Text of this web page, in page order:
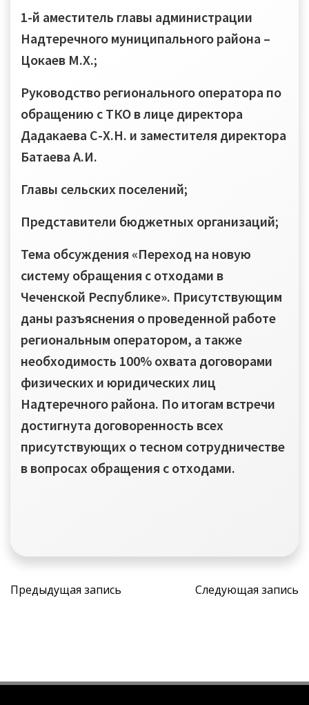
1-й аместитель главы администрации
Надтеречного муниципального района –
Цокаев М.Х.;
Руководство регионального оператора по
обращению с ТКО в лице директора
Дадакаева С-Х.Н. и заместителя директора
Батаева А.И.
Главы сельских поселений;
Представители бюджетных организаций;
Тема обсуждения «Переход на новую
систему обращения с отходами в
Чеченской Республике». Присутствующим
даны разъяснения о проведенной работе
региональным оператором, а также
необходимость 100% охвата договорами
физических и юридических лиц
Надтеречного района. По итогам встречи
достигнута договоренность всех
присутствующих о тесном сотрудничестве
в вопросах обращения с отходами.
Навигация
Предыдущая запись Следующая запись